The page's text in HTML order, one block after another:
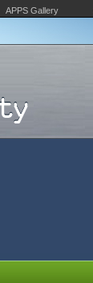
APPS Gallery